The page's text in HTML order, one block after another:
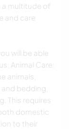
a multitude of
and care
will be able
Animal Care:
animals,
bedding,
This requires
domestic
to their